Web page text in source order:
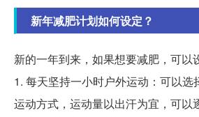
新年减肥计划如何设定？
新的一年到来，如果想要减肥，可以
1. 每天坚持一小时户外运动：可以选
运动方式，运动量以出汗为宜，可以